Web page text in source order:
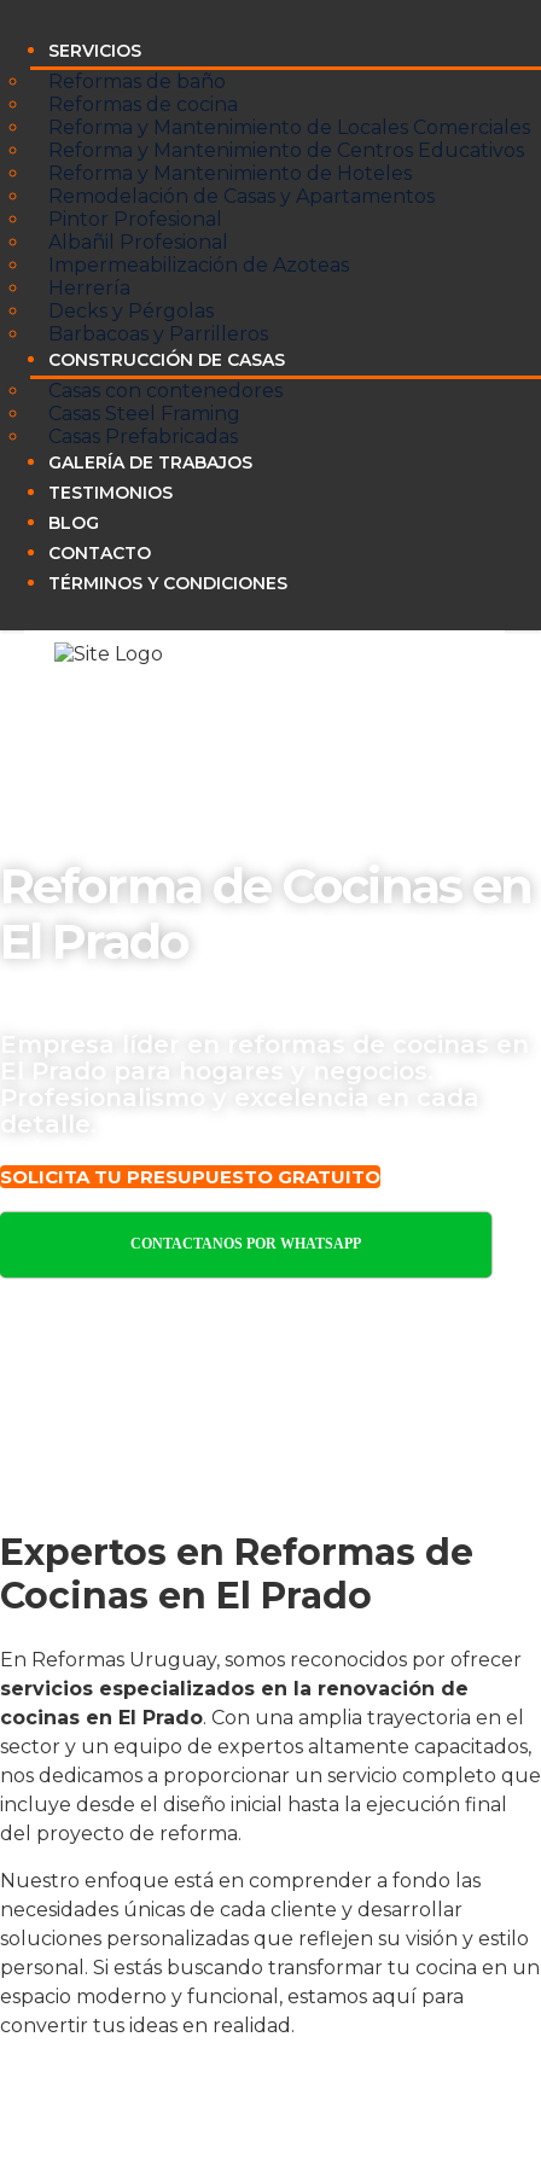
SERVICIOS
Reformas de baño
Reformas de cocina
Reforma y Mantenimiento de Locales Comerciales
Reforma y Mantenimiento de Centros Educativos
Reforma y Mantenimiento de Hoteles
Remodelación de Casas y Apartamentos
Pintor Profesional
Albañil Profesional
Impermeabilización de Azoteas
Herrería
Decks y Pérgolas
Barbacoas y Parrilleros
CONSTRUCCIÓN DE CASAS
Casas con contenedores
Casas Steel Framing
Casas Prefabricadas
GALERÍA DE TRABAJOS
TESTIMONIOS
BLOG
CONTACTO
TÉRMINOS Y CONDICIONES
Reforma de Cocinas en
El Prado
Empresa líder en reformas de cocinas en
El Prado para hogares y negocios.
Profesionalismo y excelencia en cada
detalle.
SOLICITA TU PRESUPUESTO GRATUITO
CONTACTANOS POR WHATSAPP
Expertos en Reformas de
Cocinas en El Prado
En Reformas Uruguay, somos reconocidos por ofrecer
servicios especializados en la renovación de
cocinas en El Prado. Con una amplia trayectoria en el
sector y un equipo de expertos altamente capacitados,
nos dedicamos a proporcionar un servicio completo que
incluye desde el diseño inicial hasta la ejecución final
del proyecto de reforma.
Nuestro enfoque está en comprender a fondo las
necesidades únicas de cada cliente y desarrollar
soluciones personalizadas que reflejen su visión y estilo
personal. Si estás buscando transformar tu cocina en un
espacio moderno y funcional, estamos aquí para
convertir tus ideas en realidad.